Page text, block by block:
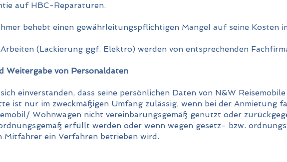
auf HBC-Reparaturen.
behebt einen gewährleitungspflichtigen Mangel auf seine Kosten
(Lackierung ggf. Elektro) werden von entsprechenden
Weitergabe von Personaldaten
einverstanden, dass seine persönlichen Daten von N&W
ist nur im zweckmäßigen Umfang zulässig, wenn bei der Anmietung
Wohnwagen nicht vereinbarungsgemäß genutzt oder
erfüllt werden oder wenn wegen gesetz- bzw.
Mitfahrer ein Verfahren betrieben wird.